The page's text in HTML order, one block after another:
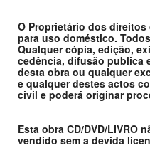
O Proprietário dos
para uso doméstico.
Qualquer cópia, edição,
cedência, difusão publica
desta obra ou qualquer
e qualquer destes actos
civil e poderá originar
Esta obra CD/DVD/LIVRO
vendido sem a devida